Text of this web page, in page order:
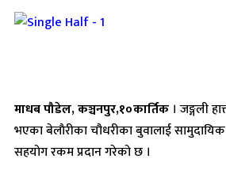
माधब पौडेल, कञ्चनपुर,१०कार्तिक । जङ्गली
भएका बेलाैरीका चौधरीका बुवालाई
सहयोग रकम प्रदान गरेको छ ।